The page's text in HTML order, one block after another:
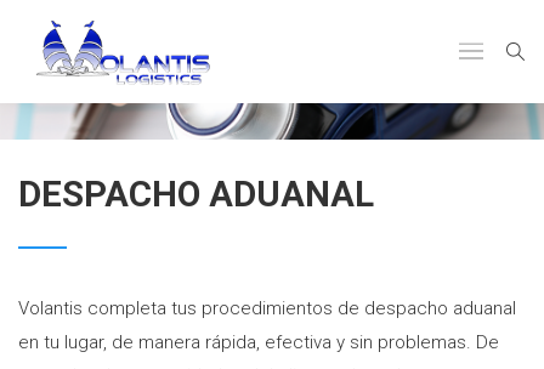
DESPACHO ADUANAL
Volantis completa tus procedimientos de despacho aduanal
en tu lugar, de manera rápida, efectiva y sin problemas. De